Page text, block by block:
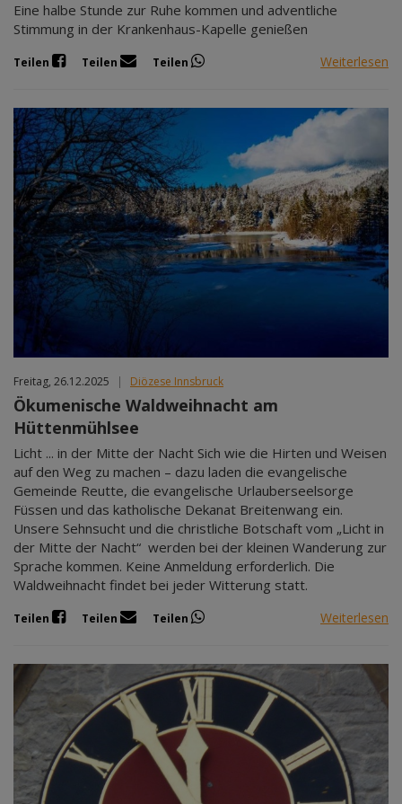
Eine halbe Stunde zur Ruhe kommen und adventliche
Stimmung in der Krankenhaus-Kapelle genießen
Teilen Teilen Teilen Weiterlesen
Freitag, 26.12.2025 | Diözese Innsbruck
Ökumenische Waldweihnacht am
Hüttenmühlsee
Licht ... in der Mitte der Nacht Sich wie die Hirten und Weisen
auf den Weg zu machen – dazu laden die evangelische
Gemeinde Reutte, die evangelische Urlauberseelsorge
Füssen und das katholische Dekanat Breitenwang ein.
Unsere Sehnsucht und die christliche Botschaft vom „Licht in
der Mitte der Nacht“ werden bei der kleinen Wanderung zur
Sprache kommen. Keine Anmeldung erforderlich. Die
Waldweihnacht findet bei jeder Witterung statt.
Teilen Teilen Teilen Weiterlesen